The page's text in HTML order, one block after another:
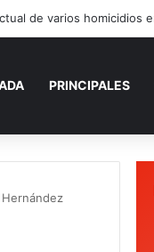
PRINCIPALES